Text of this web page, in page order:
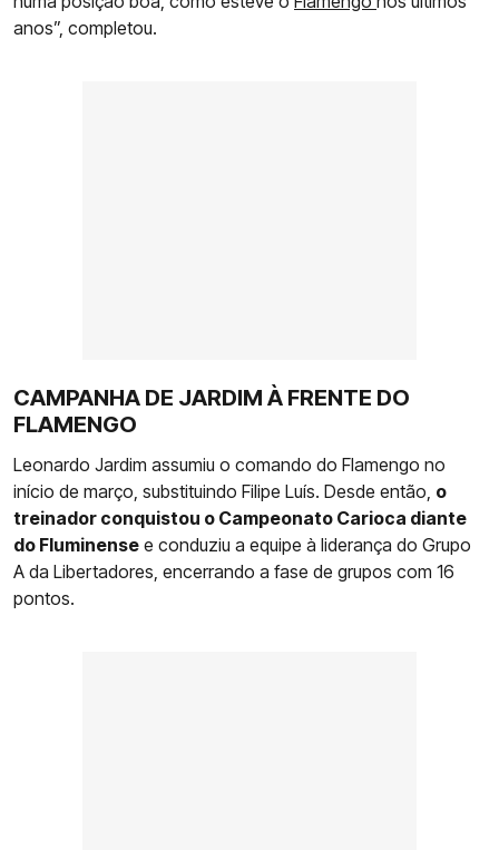
anos”, completou.
CAMPANHA DE JARDIM À FRENTE DO
FLAMENGO
Leonardo Jardim assumiu o comando do Flamengo no
início de março, substituindo Filipe Luís. Desde então, o
treinador conquistou o Campeonato Carioca diante
do Fluminense e conduziu a equipe à liderança do Grupo
A da Libertadores, encerrando a fase de grupos com 16
pontos.